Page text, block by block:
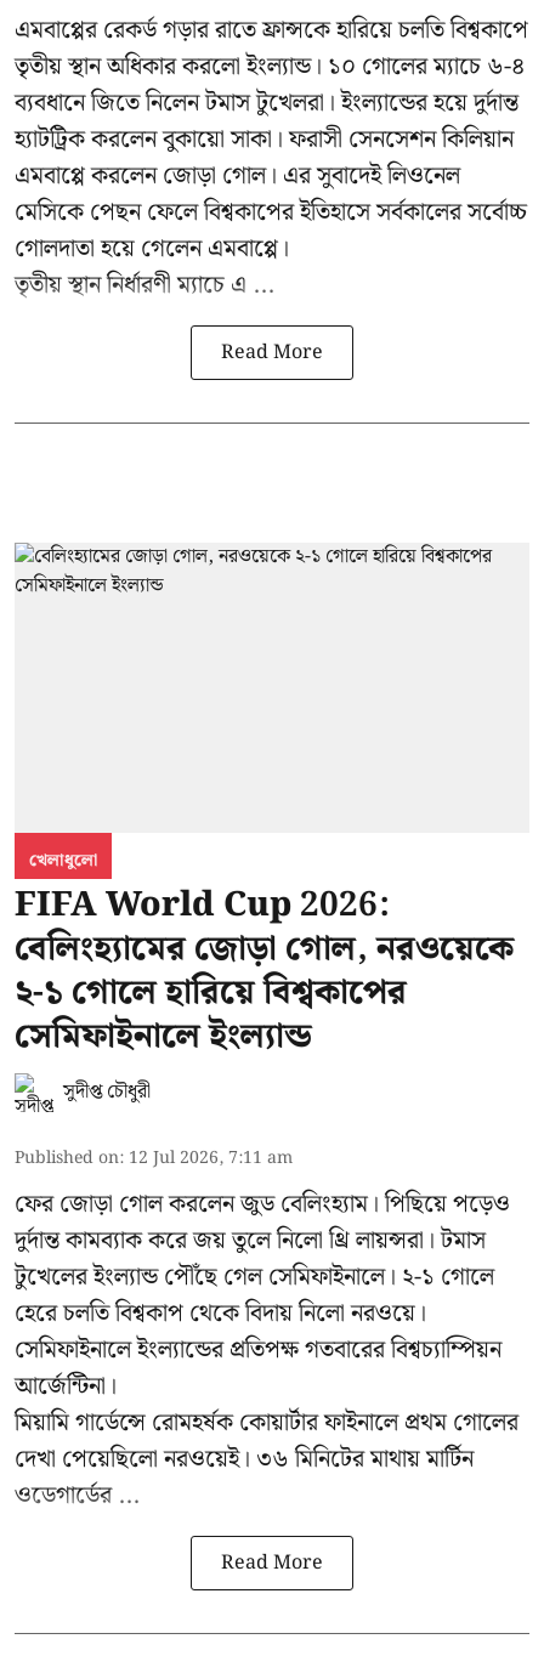
এমবাপ্পের রেকর্ড গড়ার রাতে ফ্রান্সকে হারিয়ে চলতি বিশ্বকাপে
তৃতীয় স্থান অধিকার করলো ইংল্যান্ড। ১০ গোলের ম্যাচে ৬-৪
ব্যবধানে জিতে নিলেন টমাস টুখেলরা। ইংল্যান্ডের হয়ে দুর্দান্ত
হ্যাটট্রিক করলেন বুকায়ো সাকা। ফরাসী সেনসেশন কিলিয়ান
এমবাপ্পে করলেন জোড়া গোল। এর সুবাদেই লিওনেল
মেসিকে পেছন ফেলে বিশ্বকাপের ইতিহাসে সর্বকালের সর্বোচ্চ
গোলদাতা হয়ে গেলেন এমবাপ্পে।
তৃতীয় স্থান নির্ধারণী ম্যাচে এ ...
Read More
খেলাধুলো
FIFA World Cup 2026:
বেলিংহ্যামের জোড়া গোল, নরওয়েকে
২-১ গোলে হারিয়ে বিশ্বকাপের
সেমিফাইনালে ইংল্যান্ড
সুদীপ্ত চৌধুরী
Published on: 12 Jul 2026, 7:11 am
ফের জোড়া গোল করলেন জুড বেলিংহ্যাম। পিছিয়ে পড়েও
দুর্দান্ত কামব্যাক করে জয় তুলে নিলো থ্রি লায়ন্সরা। টমাস
টুখেলের ইংল্যান্ড পৌঁছে গেল সেমিফাইনালে। ২-১ গোলে
হেরে চলতি বিশ্বকাপ থেকে বিদায় নিলো নরওয়ে।
সেমিফাইনালে ইংল্যান্ডের প্রতিপক্ষ গতবারের বিশ্বচ্যাম্পিয়ন
আর্জেন্টিনা।
মিয়ামি গার্ডেন্সে রোমহর্ষক কোয়ার্টার ফাইনালে প্রথম গোলের
দেখা পেয়েছিলো নরওয়েই। ৩৬ মিনিটের মাথায় মার্টিন
ওডেগার্ডের ...
Read More